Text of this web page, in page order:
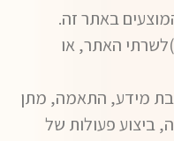
באתר זה.
הפצת "דואר זבל" (spam)לשרתי האתר, או
מידע, התאמה, מתן
ביצוע פעולות של